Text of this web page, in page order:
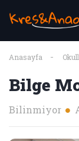
Anasayfa
Bilge
Bilinmiyor